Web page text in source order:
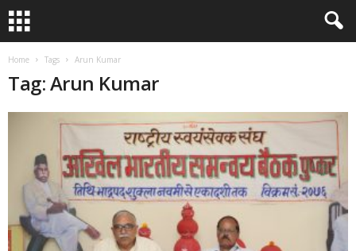
Home Tags Arun Kumar
Tag: Arun Kumar